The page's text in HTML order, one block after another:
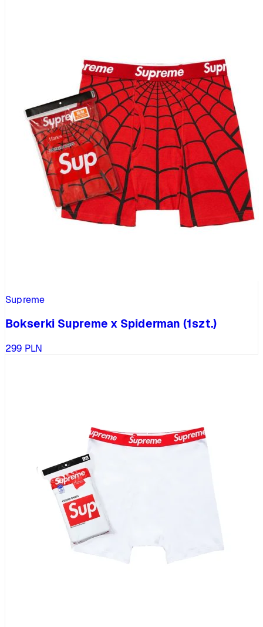
Supreme
Bokserki Supreme x Spiderman (1szt.)
299 PLN